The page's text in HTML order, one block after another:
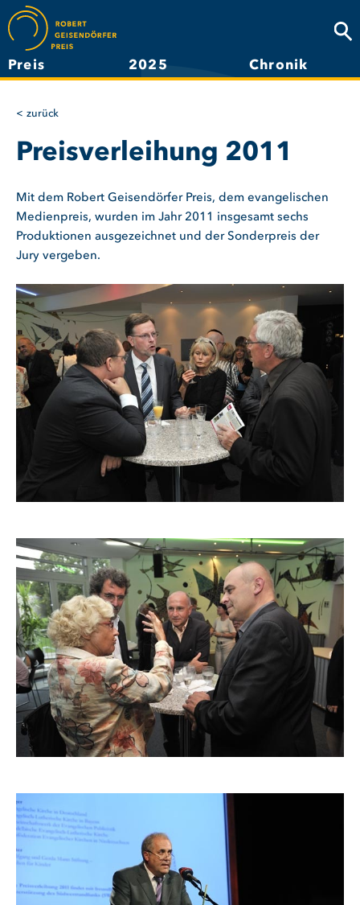
Direkt
zum
Inhalt
Preis 2025 Chronik
zurück
Preisverleihung 2011
Mit dem Robert Geisendörfer Preis, dem evangelischen
Medienpreis, wurden im Jahr 2011 insgesamt sechs
Produktionen ausgezeichnet und der Sonderpreis der
Jury vergeben.